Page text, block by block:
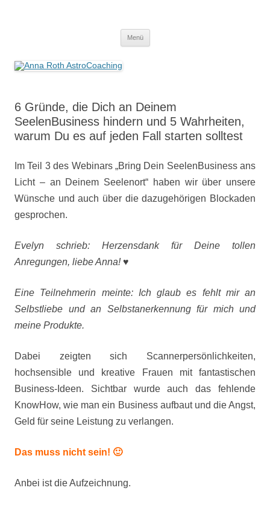
Menü
6 Gründe, die Dich an Deinem
SeelenBusiness hindern und 5 Wahrheiten,
warum Du es auf jeden Fall starten solltest
Im Teil 3 des Webinars „Bring Dein SeelenBusiness ans
Licht – an Deinem Seelenort“ haben wir über unsere
Wünsche und auch über die dazugehörigen Blockaden
gesprochen.
Evelyn schrieb: Herzensdank für Deine tollen
Anregungen, liebe Anna!♥
Eine Teilnehmerin meinte: Ich glaub es fehlt mir an
Selbstliebe und an Selbstanerkennung für mich und
meine Produkte.
Dabei zeigten sich Scannerpersönlichkeiten,
hochsensible und kreative Frauen mit fantastischen
Business-Ideen. Sichtbar wurde auch das fehlende
KnowHow, wie man ein Business aufbaut und die Angst,
Geld für seine Leistung zu verlangen.
Das muss nicht sein! 🙂
Anbei ist die Aufzeichnung.